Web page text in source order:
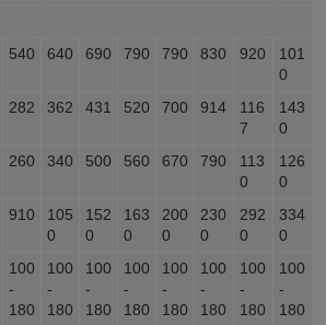
540 640 690 790 790 830 920
101
0
282 362 431 520 700 914
116
7
143
0
260 340 500 560 670 790
113
0
126
0
910
105
0
152
0
163
0
200
0
230
0
292
0
334
0
100
-
180
100
-
180
100
-
180
100
-
180
100
-
180
100
-
180
100
-
180
100
-
180